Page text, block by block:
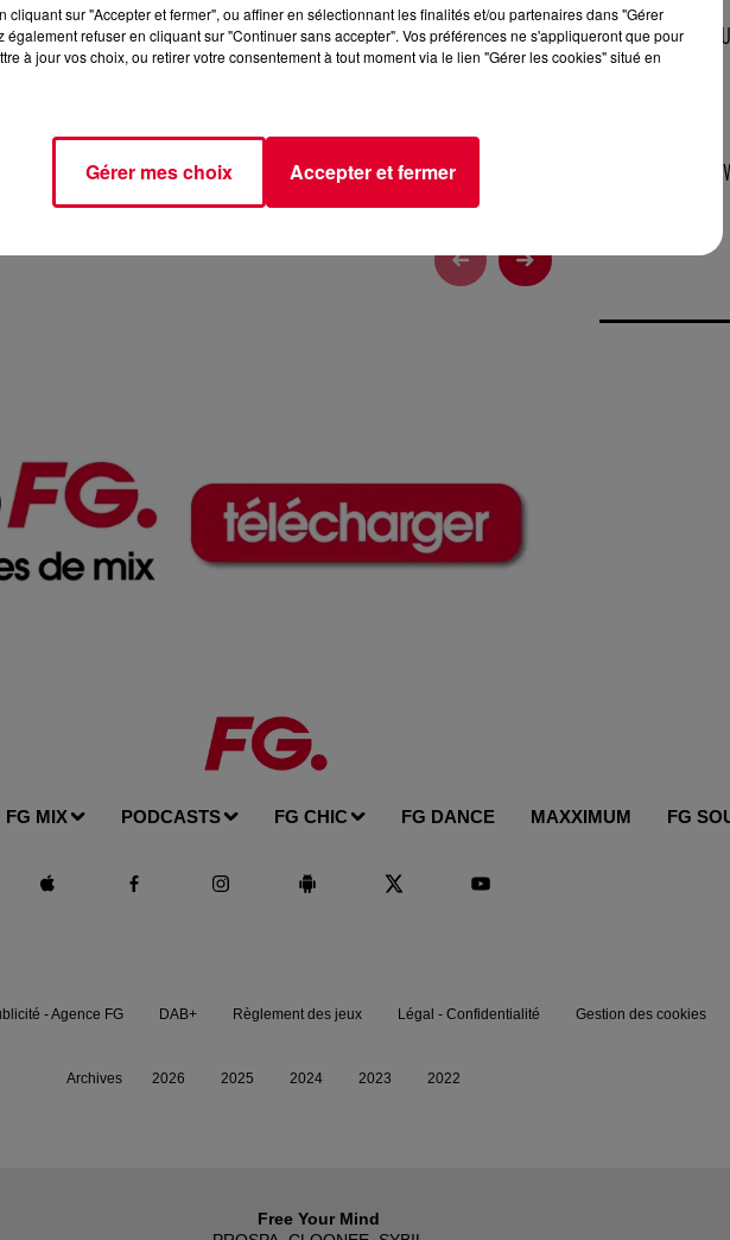
rave et tech-house
MIX : LOST
MIX : MR BELT &
FG MIX PODCASTS FG CHIC FG DANCE MAXXIMUM FG
Free Your Mind
- Agence FG DAB+ Règlement des jeux Légal - Confidentialité Gestion des cookies
Archives 2026 2025 2024 2023 2022
cliquant sur "Accepter et fermer", ou affiner en sélectionnant les finalités et/ou partenaires dans "Gérer
également refuser en cliquant sur "Continuer sans accepter". Vos préférences ne s'appliqueront que pour
à jour vos choix, ou retirer votre consentement à tout moment via le lien "Gérer les cookies" situé en
Gérer mes choix Accepter et fermer